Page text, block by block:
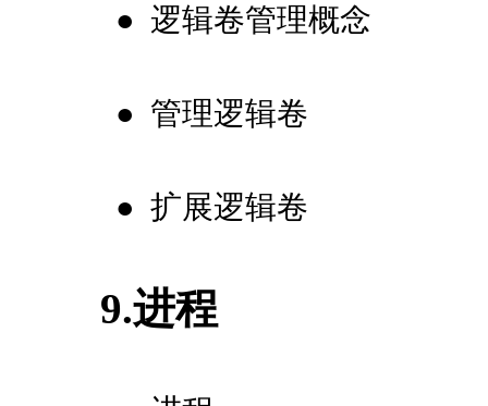
● 逻辑卷管理概念
● 管理逻辑卷
● 扩展逻辑卷
9.进程